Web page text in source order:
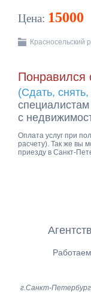
Цена: 15000
Красносельский
Понравился
(Сдать,
с
Оплата услуг при
расчету). Так же вы
приезду в Санкт-
г.Санкт-